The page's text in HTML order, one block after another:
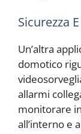
Sicurezza
Un’altra
domotico
allarmi
monitorare
all’interno e